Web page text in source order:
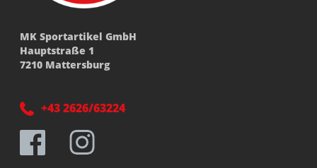
MK Sportartikel GmbH
Hauptstraße 1
7210 Mattersburg
+43 2626/63224